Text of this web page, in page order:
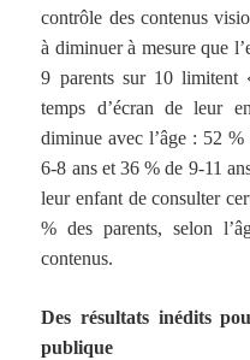
contrôle des contenus
à diminuer à mesure que
9 parents sur 10
temps d’écran de leur
diminue avec l’âge : 52
6-8 ans et 36 % de 9-11
leur enfant de consulter
% des parents, selon
contenus.
Des résultats inédits
publique